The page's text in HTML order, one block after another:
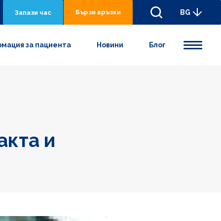
Запази час Бързи връзки BG
за пациента Новини Блог
и